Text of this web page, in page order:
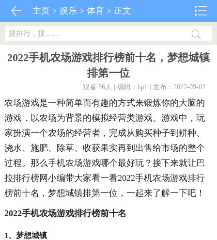
主页 >娱乐 >体育 > 正文
2022手机农场游戏排行榜前十名，梦想城镇
排第一位
观看 36人 | 编辑：hph | 发布：2022-09-02
农场游戏是一种简单而有趣的方式来锻炼你的大脑的
游戏，以农场为背景的模拟经营类游戏。游戏中，玩
家扮演一个农场的经营者，完成从购买种子到耕种、
浇水、施肥、除草、收获果实再到出售给市场的整个
过程。那么手机农场游戏哪个最好玩？接下来就让巴
拉排行榜网小编带大家看一看2022手机农场游戏排行
榜前十名，梦想城镇排第一位，一起来了解一下吧！
2022手机农场游戏排行榜前十名
1、梦想城镇